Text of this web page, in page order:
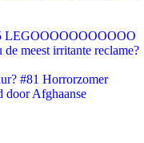
LEGOOOOOOOOOOO
meest irritante reclame?
#81 Horrorzomer
door Afghaanse